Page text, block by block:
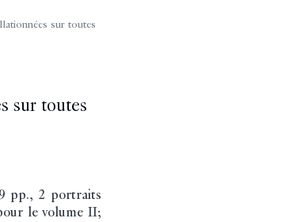
sur toutes
sur toutes
pp., 2 portraits
le volume II;